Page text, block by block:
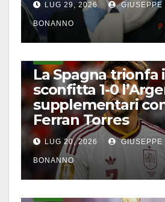
LUG 29, 2026 GIUSEPPE
BONANNO
La Spagna trionfa
sconfitta 1-0
supplementari
Ferran Torres
LUG 20, 2026 GIUSEPPE
BONANNO